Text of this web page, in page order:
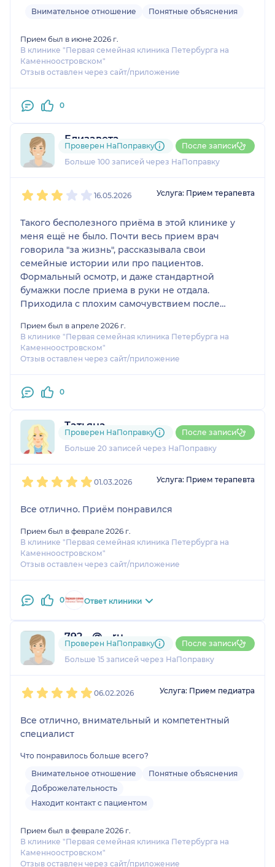
Внимательное отношение Понятные объяснения
Прием был в июне 2026 г.
В клинике "Первая семейная клиника Петербурга на
Каменноостровском"
Отзыв оставлен через сайт/приложение
0
Елизавета
11 отзывов и7 оценок
Больше 100 записей через НаПоправку
Проверен НаПоправку После записи
16.05.2026 Услуга: Прием терапевта
Такого бесполезного приёма в этой клинике у
меня ещё не было. Почти весь прием врач
говорила "за жизнь", рассказывала свои
семейные истории или про пациентов.
Формальный осмотр, и даже стандартной
бумажки после приема в руки не отдала.
Приходила с плохим самочувствием после
Просила дополнительных рекомендаций, что ещё
обследовать. Я понимаю, что рекомендаций могло
и не быть, с учётом заключения гастроэнтеролога,
после приёма врач обязан, как я считала. И не
отрабатывать время, а говорить по существу.
но я плачу деньги не за болтовню.
Прием был в апреле 2026 г.
В клинике "Первая семейная клиника Петербурга на
Каменноостровском"
Отзыв оставлен через сайт/приложение
0
Татьяна
3 отзываи 5 оценок
Больше 20 записей через НаПоправку
Проверен НаПоправку После записи
01.03.2026 Услуга: Прием терапевта
Все отлично. Приём понравился
Прием был в феврале 2026 г.
В клинике "Первая семейная клиника Петербурга на
Каменноостровском"
Отзыв оставлен через сайт/приложение
0 Ответ клиники
792....@....ru
1 отзыви1 оценка
Больше 15 записей через НаПоправку
Проверен НаПоправку После записи
06.02.2026 Услуга: Прием педиатра
Все отлично, внимательный и компетентный
специалист
Что понравилось больше всего?
Внимательное отношение
Понятные объяснения
Доброжелательность
Находит контакт с пациентом
Прием был в феврале 2026 г.
В клинике "Первая семейная клиника Петербурга на
Каменноостровском"
Отзыв оставлен через сайт/приложение